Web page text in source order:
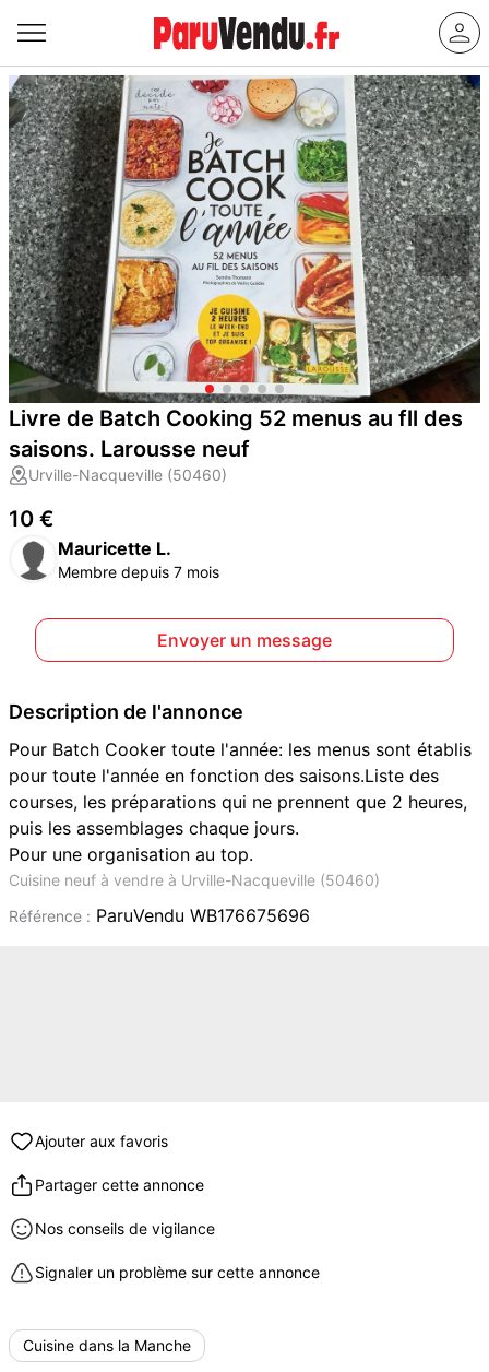
Livre de Batch Cooking 52 menus au fll des
saisons. Larousse neuf
Urville-Nacqueville (50460)
10 €
Mauricette L.
Membre depuis 7 mois
Envoyer un message
Description de l'annonce
Pour Batch Cooker toute l'année: les menus sont établis
pour toute l'année en fonction des saisons.Liste des
courses, les préparations qui ne prennent que 2 heures,
puis les assemblages chaque jours.
Pour une organisation au top.
Cuisine neuf à vendre à Urville-Nacqueville (50460)
Référence : ParuVendu WB176675696
Ajouter aux favoris
Partager cette annonce
Nos conseils de vigilance
Signaler un problème sur cette annonce
Cuisine dans la Manche